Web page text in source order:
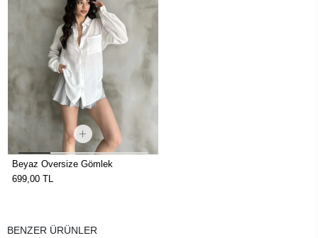
Beyaz Oversize Gömlek
699,00 TL
BENZER ÜRÜNLER